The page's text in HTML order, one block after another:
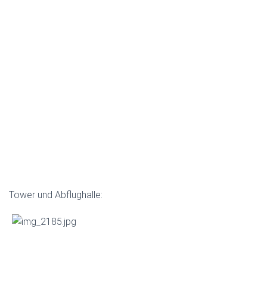
Tower und Abflughalle: